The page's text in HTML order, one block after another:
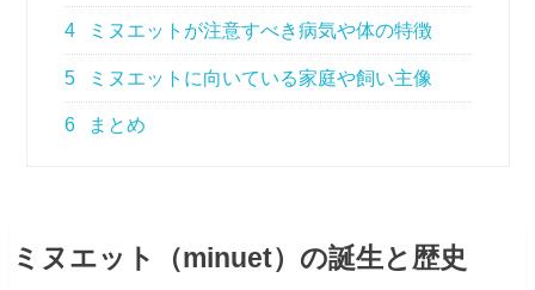
4 ミヌエットが注意すべき病気や体の特徴
5 ミヌエットに向いている家庭や飼い主像
6 まとめ
ミヌエット（minuet）の誕生と歴史